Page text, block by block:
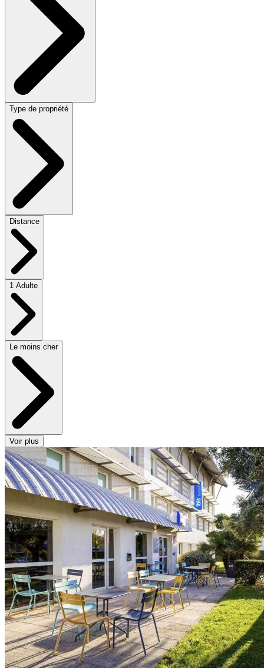
Type de propriété
Distance
1 Adulte
Le moins cher
Voir plus